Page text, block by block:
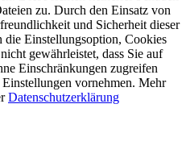
zu. Durch den Einsatz von
und Sicherheit dieser
die Einstellungsoption, Cookies
gewährleistet, dass Sie auf
Einschränkungen zugreifen
vornehmen. Mehr
Datenschutzerklärung